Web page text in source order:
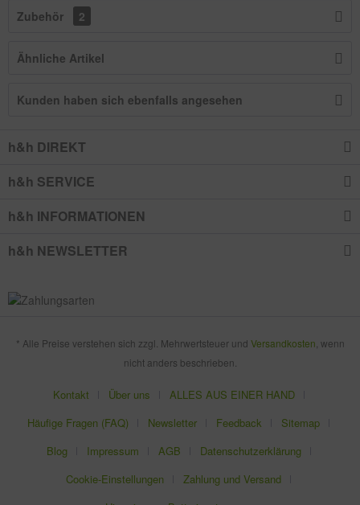
Zubehör 2
Ähnliche Artikel
Kunden haben sich ebenfalls angesehen
h&h DIREKT
h&h SERVICE
h&h INFORMATIONEN
h&h NEWSLETTER
* Alle Preise verstehen sich zzgl. Mehrwertsteuer und Versandkosten , wenn
nicht anders beschrieben.
Kontakt Über uns
ALLES AUS EINER HAND
Häufige Fragen (FAQ)
Newsletter Feedback
Sitemap
Blog
Impressum AGB
Datenschutzerklärung
Cookie-Einstellungen
Zahlung und Versand